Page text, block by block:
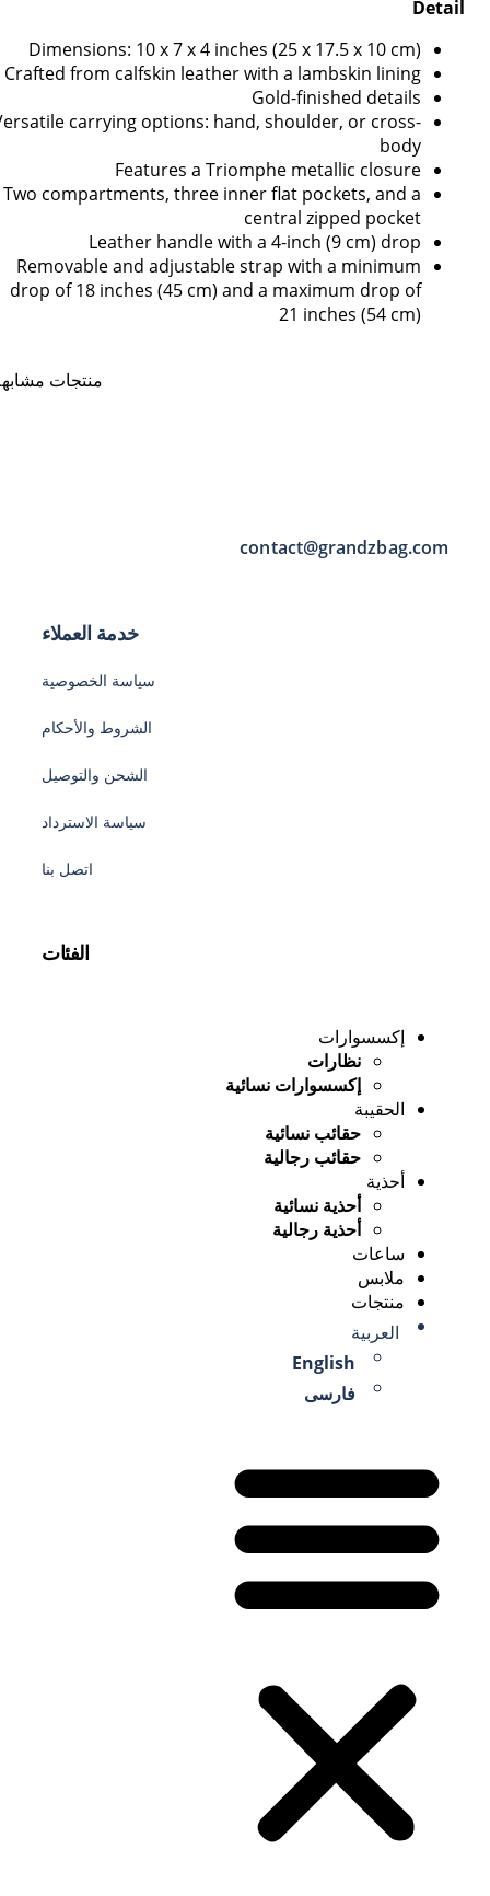
Detail
Dimensions: 10 x 7 x 4 inches (25 x 17.5 x 10 cm)
Crafted from calfskin leather with a lambskin lining
Gold-finished details
carrying options: hand, shoulder, or cross-
body
Features a Triomphe metallic closure
Two compartments, three inner flat pockets, and a
central zipped pocket
Leather handle with a 4-inch (9 cm) drop
Removable and adjustable strap with a minimum
drop of 18 inches (45 cm) and a maximum drop of
21 inches (54 cm)
منتجات
contact@grandzbag.com
خدمة العملاء
سياسة الخصوصية
الشروط والأحكام
الشحن والتوصيل
سياسة الاسترداد
اتصل بنا
الفئات
إكسسوارات
نظارات
إكسسوارات نسائية
الحقيبة
حقائب نسائية
حقائب رجالية
أحذية
أحذية نسائية
أحذية رجالية
ساعات
ملابس
منتجات
العربية
English
فارسی